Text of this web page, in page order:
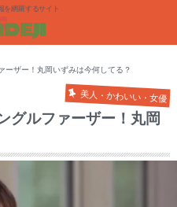
を網羅するサイト
ーザー！丸岡いずみは今何してる？
美人・かわいい・女優
グルファーザー！丸岡